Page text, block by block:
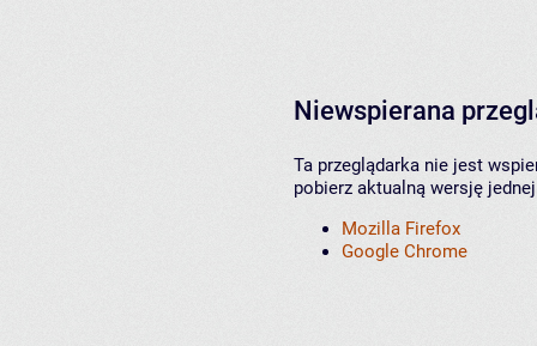
Niewspierana
Ta przeglądarka nie jest
pobierz aktualną wersję
Mozilla Firefox
Google Chrome